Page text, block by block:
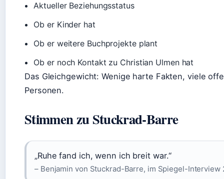
Aktueller Beziehungsstatus
Ob er Kinder hat
Ob er weitere Buchprojekte plant
Ob er noch Kontakt zu Christian Ulmen hat
Das Gleichgewicht: Wenige harte Fakten, viele
Personen.
Stimmen zu Stuckrad-Barre
„Ruhe fand ich, wenn ich breit war.“
– Benjamin von Stuckrad-Barre, im Spiegel-Interview